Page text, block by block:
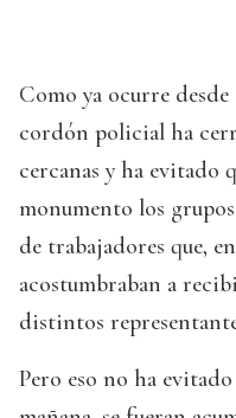
Como ya ocurre
cordón policial ha
cercanas y ha evitado
monumento los
de trabajadores que,
acostumbraban a
distintos
Pero eso no ha